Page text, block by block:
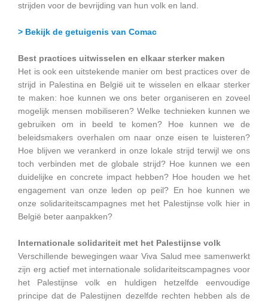
strijden voor de bevrijding van hun volk en land.
> Bekijk de getuigenis van Comac
Best practices uitwisselen en elkaar sterker maken
Het is ook een uitstekende manier om best practices over de
strijd in Palestina en België uit te wisselen en elkaar sterker
te maken: hoe kunnen we ons beter organiseren en zoveel
mogelijk mensen mobiliseren? Welke technieken kunnen we
gebruiken om in beeld te komen? Hoe kunnen we de
beleidsmakers overhalen om naar onze eisen te luisteren?
Hoe blijven we verankerd in onze lokale strijd terwijl we ons
toch verbinden met de globale strijd? Hoe kunnen we een
duidelijke en concrete impact hebben? Hoe houden we het
engagement van onze leden op peil? En hoe kunnen we
onze solidariteitscampagnes met het Palestijnse volk hier in
België beter aanpakken?
Internationale solidariteit met het Palestijnse volk
Verschillende bewegingen waar Viva Salud mee samenwerkt
zijn erg actief met internationale solidariteitscampagnes voor
het Palestijnse volk en huldigen hetzelfde eenvoudige
principe dat de Palestijnen dezelfde rechten hebben als de